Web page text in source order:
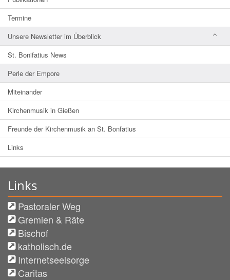
Termine
Unsere Newsletter im Überblick
St. Bonifatius News
Perle der Empore
Miteinander
Kirchenmusik in Gießen
Freunde der Kirchenmusik an St. Bonfatius
Links
Links
Pastoraler Weg
Gremien & Räte
Bischof
katholisch.de
Internetseelsorge
Caritas